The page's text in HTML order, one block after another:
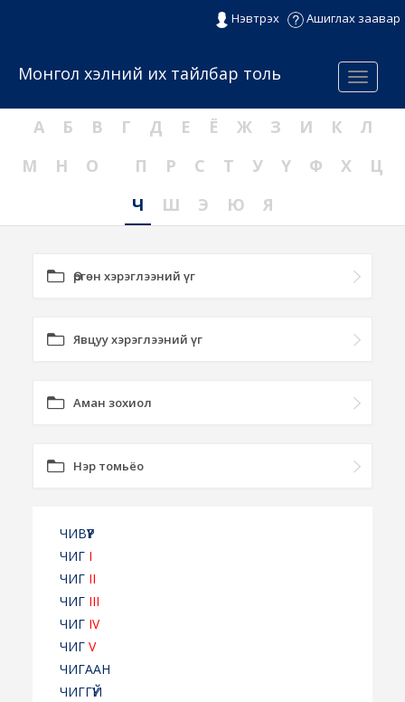
Нэвтрэх Ашиглах заавар
Menu
Монгол хэлний их тайлбар толь
А Б В Г Д Е Ё Ж З И К
Л
М
Н О П Р С Т У Ү Ф Х
Ц
Ч
Ш Э Ю Я
Өргөн хэрэглээний үг
Явцуу хэрэглээний үг
Аман зохиол
Нэр томьёо
ЧИВҮҮР
ЧИГ I
ЧИГ II
ЧИГ III
ЧИГ IV
ЧИГ V
ЧИГААН
ЧИГГҮЙ